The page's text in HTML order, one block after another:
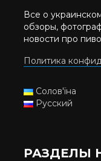
Все о
обзоры,
новости про
Политика
Солов'їна
Русский
РАЗДЕЛЫ